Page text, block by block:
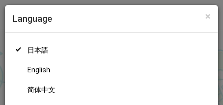
トップ
×
Language
日本語
English
简体中文
が応援しています。